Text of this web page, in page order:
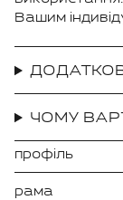
Вашим
ЧОМУ
профіль
рама